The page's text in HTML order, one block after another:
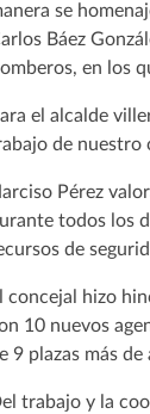
se
Báez
en los
el alcalde
de nuestro
Pérez
todos los
de
concejal hizo
10 nuevos
9 plazas más de
trabajo y la